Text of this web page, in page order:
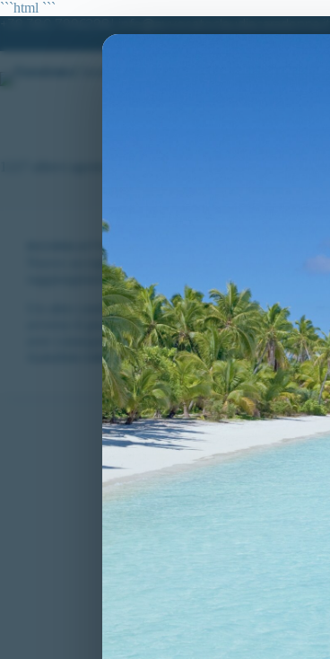
```html ```
contenuto
RICORSI ATTIVI
Nuovo accoglimento per candidato escluso dal
raggiungimento dei 12/20.
Un altro candidato assistito dall’Avv. Claudia
avverso il giudizio di esclusione agli accertamenti
aver conseguito una media globale…
CLAUDIA CARADONNA MARZO 4, 2022